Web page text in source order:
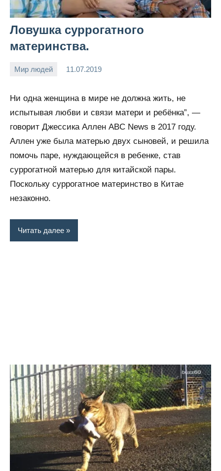
Ловушка суррогатного
материнства.
Мир людей 11.07.2019
Snow_owl
Ни одна женщина в мире не должна жить, не
испытывая любви и связи матери и ребёнка”, —
говорит Джессика Аллен ABC News в 2017 году.
Аллен уже была матерью двух сыновей, и решила
помочь паре, нуждающейся в ребенке, став
суррогатной матерью для китайской пары.
Поскольку суррогатное материнство в Китае
незаконно.
Читать далее